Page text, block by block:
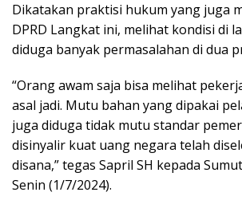
Dikatakan praktisi hukum yang juga
DPRD Langkat ini, melihat kondisi di
diduga banyak permasalahan di dua
“Orang awam saja bisa melihat
asal jadi. Mutu bahan yang dipakai
juga diduga tidak mutu standar
disinyalir kuat uang negara telah
disana,” tegas Sapril SH kepada
Senin (1/7/2024).